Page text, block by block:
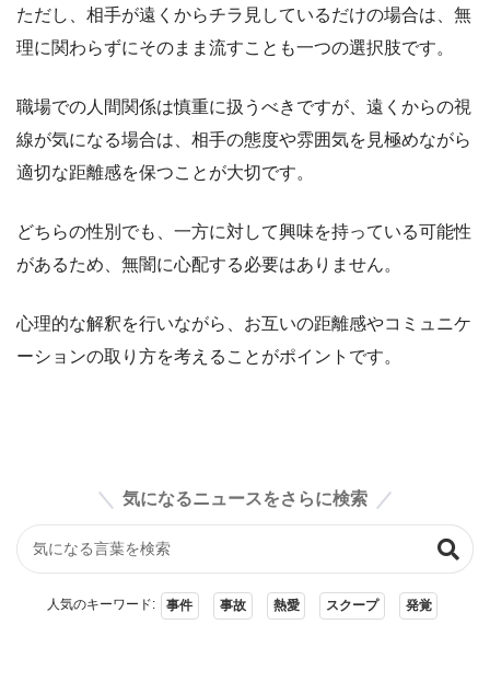
ただし、相手が遠くからチラ見しているだけの場合は、無
理に関わらずにそのまま流すことも一つの選択肢です。
職場での人間関係は慎重に扱うべきですが、遠くからの視
線が気になる場合は、相手の態度や雰囲気を見極めながら
適切な距離感を保つことが大切です。
どちらの性別でも、一方に対して興味を持っている可能性
があるため、無闇に心配する必要はありません。
心理的な解釈を行いながら、お互いの距離感やコミュニケ
ーションの取り方を考えることがポイントです。
気になるニュースをさらに検索
人気のキーワード: 事件 事故 熱愛 スクープ 発覚